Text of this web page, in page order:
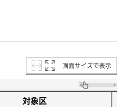
画面サイズで表示
対象区